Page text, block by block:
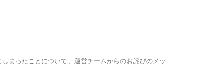
まったことについて、運営チームからのお詫びのメッ